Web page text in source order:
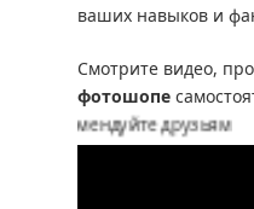
ваших навыков и
Смотрите видео,
фотошопе
друзьям